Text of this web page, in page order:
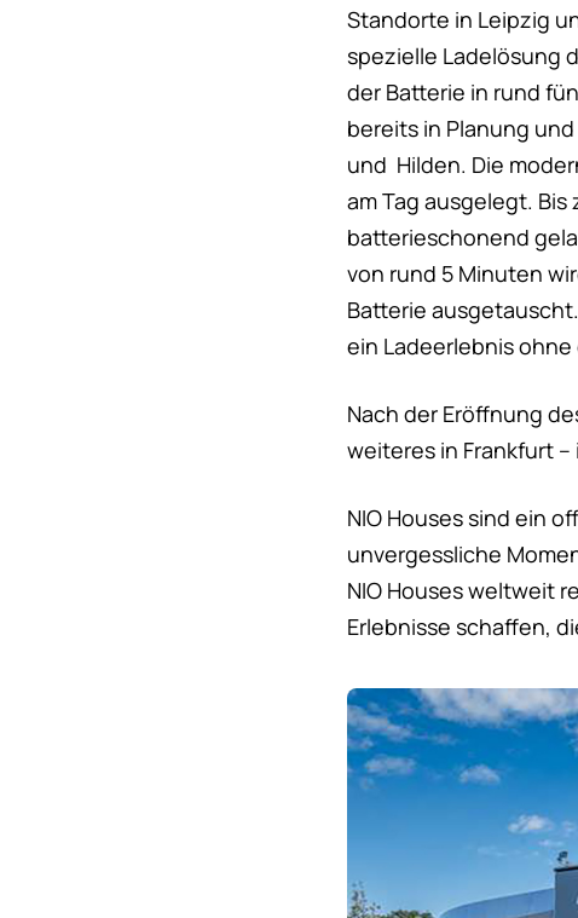
Standorte in Leipzig
spezielle Ladelösung
der Batterie in rund
bereits in Planung
und Hilden. Die
am Tag ausgelegt.
batterieschonend
von rund 5 Minuten
Batterie
ein Ladeerlebnis
Nach der Eröffnung
weiteres in Frankfurt
NIO Houses sind ein
unvergessliche
NIO Houses weltweit
Erlebnisse schaffen,